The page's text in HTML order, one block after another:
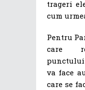
trageri
cum
Pentru
care
punctului
va face
care se